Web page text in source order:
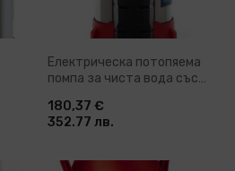
Електрическа потопяема
помпа за чиста вода със
GE-SP 4390 N-A LL ECO, 430
W (4171440)
180,37 €
352.77 лв.